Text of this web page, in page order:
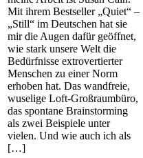
Mit ihrem Bestseller „Quiet“ –
„Still“ im Deutschen hat sie
mir die Augen dafür geöffnet,
wie stark unsere Welt die
Bedürfnisse extrovertierter
Menschen zu einer Norm
erhoben hat. Das wandfreie,
wuselige Loft-Großraumbüro,
das spontane Brainstorming
als zwei Beispiele unter
vielen. Und wie auch ich als
[…]